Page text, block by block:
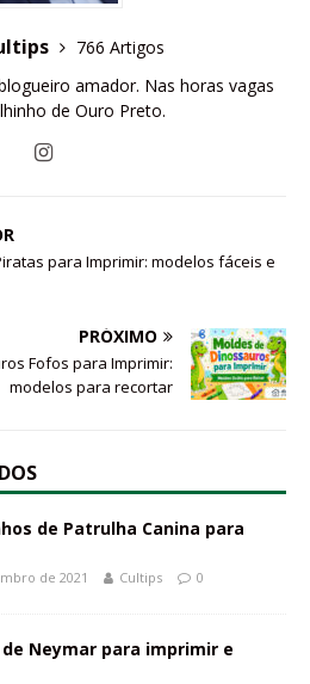
766 Artigos
amador. Nas horas vagas
de Ouro Preto.
para Imprimir: modelos fáceis e
PRÓXIMO
Fofos para Imprimir:
modelos para recortar
de Patrulha Canina para
de 2021 Cultips 0
de Neymar para imprimir e